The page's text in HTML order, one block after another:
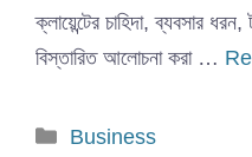
ক্লায়েন্টের চাহিদা, ব্যবসার
বিস্তারিত আলোচনা করা …
Categories
Business